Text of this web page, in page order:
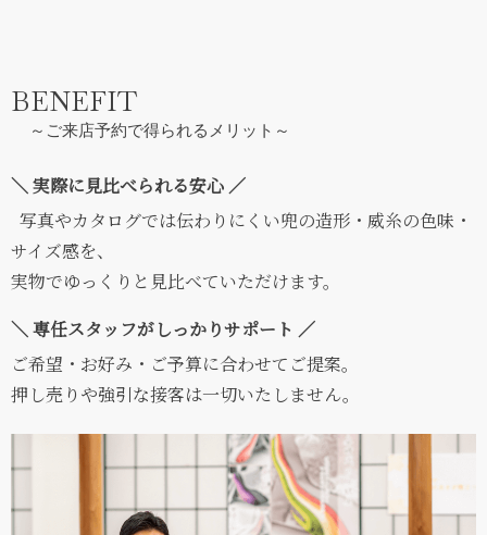
BENEFIT
～ご来店予約で得られるメリット～
＼ 実際に見比べられる安心 ／
写真やカタログでは伝わりにくい兜の造形・威糸の色味・
サイズ感を、
実物でゆっくりと見比べていただけます。
＼ 専任スタッフがしっかりサポート ／
ご希望・お好み・ご予算に合わせてご提案。
押し売りや強引な接客は一切いたしません。